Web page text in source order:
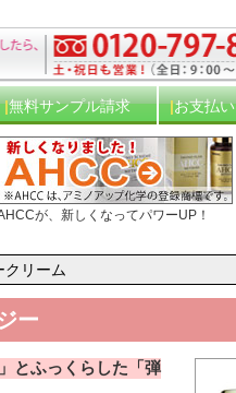
無料サンプル請求 お支払
が、新しくなってパワーUP！
リーム
ー
とふっくらした「弾